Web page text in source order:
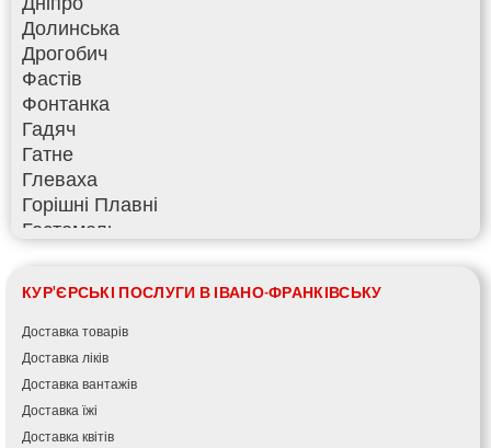
КУР'ЄРСЬКІ ПОСЛУГИ В ІВАНО-ФРАНКІВСЬКУ
Доставка товарів
Доставка ліків
Доставка вантажів
Доставка їжі
Доставка квітів
Долинська
Дрогобич
Фастів
Фонтанка
Гадяч
Гатне
Глеваха
Горішні Плавні
Гостомель
Херсон
Хмельницький
Хмільник
Ірпінь
Івано-Франківськ
Ізмаїл
Кагарлик